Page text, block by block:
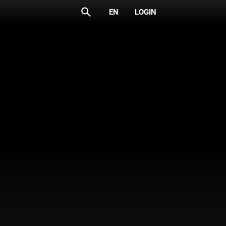
search EN LOGIN